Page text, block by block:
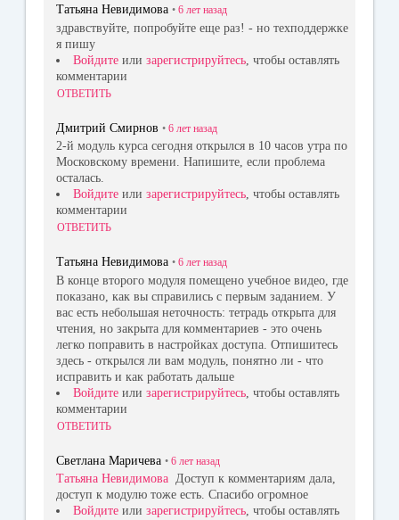
Татьяна Невидимова • 6 лет назад
здравствуйте, попробуйте еще раз! - но техподдержке
я пишу
Войдите или зарегистрируйтесь , чтобы оставлять
комментарии
ОТВЕТИТЬ
Дмитрий Смирнов • 6 лет назад
2-й модуль курса сегодня открылся в 10 часов утра по
Московскому времени. Напишите, если проблема
осталась.
Войдите или зарегистрируйтесь, чтобы оставлять
комментарии
ОТВЕТИТЬ
Татьяна Невидимова • 6 лет назад
В конце второго модуля помещено учебное видео, где
показано, как вы справились с первым заданием. У
вас есть небольшая неточность: тетрадь открыта для
чтения, но закрыта для комментариев - это очень
легко поправить в настройках доступа. Отпишитесь
здесь - открылся ли вам модуль, понятно ли - что
исправить и как работать дальше
Войдите или зарегистрируйтесь , чтобы оставлять
комментарии
ОТВЕТИТЬ
Светлана Маричева • 6 лет назад
Татьяна Невидимова Доступ к комментариям дала,
доступ к модулю тоже есть. Спасибо огромное
Войдите или зарегистрируйтесь, чтобы оставлять